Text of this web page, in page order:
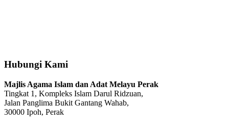
Hubungi Kami
Majlis Agama Islam dan Adat Melayu Perak
Tingkat 1, Kompleks Islam Darul Ridzuan,
Jalan Panglima Bukit Gantang Wahab,
30000 Ipoh, Perak